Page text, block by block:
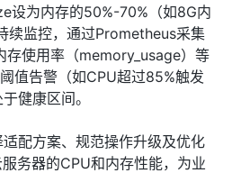
设为内存的50%-70%（如8G内
续监控，通过Prometheus采集
存使用率（memory_usage）等
值告警（如CPU超过85%触发
健康区间。
配方案、规范操作升级及优化
务器的CPU和内存性能，为业